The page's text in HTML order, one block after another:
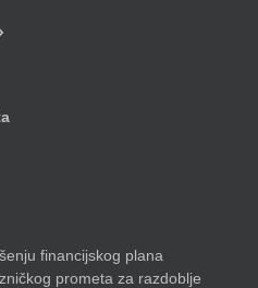
financijskog plana
prometa za razdoblje